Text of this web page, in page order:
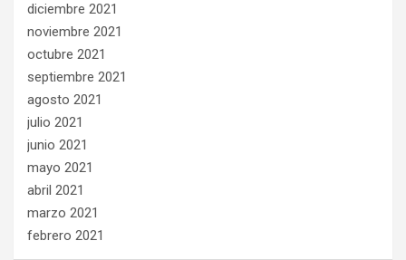
diciembre 2021
noviembre 2021
octubre 2021
septiembre 2021
agosto 2021
julio 2021
junio 2021
mayo 2021
abril 2021
marzo 2021
febrero 2021